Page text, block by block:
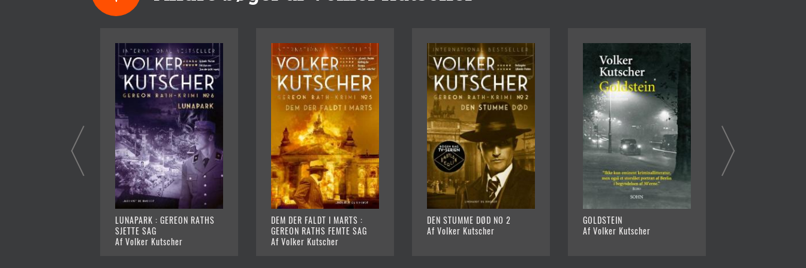
LUNAPARK : GEREON RATHS
SJETTE SAG
Af Volker Kutscher
DEM DER FALDT I MARTS :
GEREON RATHS FEMTE SAG
Af Volker Kutscher
DEN STUMME DØD NO 2
Af Volker Kutscher
GOLDSTEIN
Af Volker Kutscher